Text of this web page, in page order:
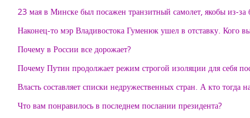
23 мая в Минске был посажен транзитный самолет, якобы из-
Наконец-то мэр Владивостока Гуменюк ушел в отставку. Кого
Почему в России все дорожает?
Почему Путин продолжает режим строгой изоляции для себя
Власть составляет списки недружественных стран. А кто тогда
Что вам понравилось в последнем послании президента?